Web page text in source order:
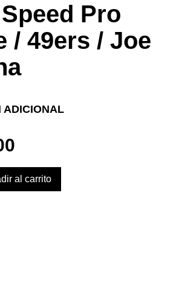
Pro
/ 49ers / Joe
ADICIONAL
al carrito